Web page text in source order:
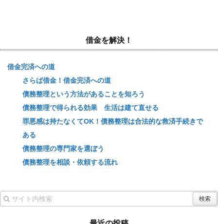
借金を解決！
借金完済への道
さらば借金！借金完済への道
債務整理という方法があることを知ろう
債務整理で得られる効果 生活は建て直せる
罪悪感は持たなくてOK！債務整理は合法的な救済手続きで
ある
債務整理の専門家を選ぼう
債務整理を相談・依頼する流れ